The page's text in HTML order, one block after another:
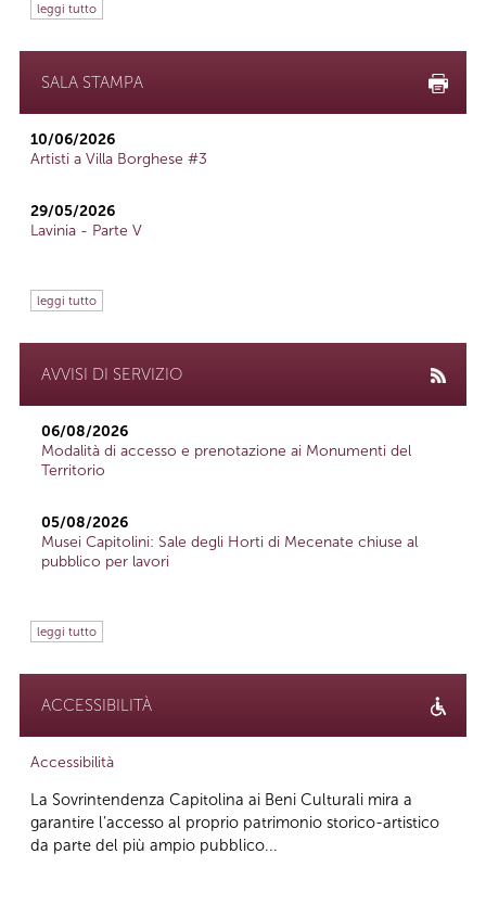
leggi tutto
SALA STAMPA
10/06/2026
Artisti a Villa Borghese #3
29/05/2026
Lavinia - Parte V
leggi tutto
AVVISI DI SERVIZIO
06/08/2026
Modalità di accesso e prenotazione ai Monumenti del
Territorio
05/08/2026
Musei Capitolini: Sale degli Horti di Mecenate chiuse al
pubblico per lavori
leggi tutto
ACCESSIBILITÀ
Accessibilità
La Sovrintendenza Capitolina ai Beni Culturali mira a
garantire l’accesso al proprio patrimonio storico-artistico
da parte del più ampio pubblico...